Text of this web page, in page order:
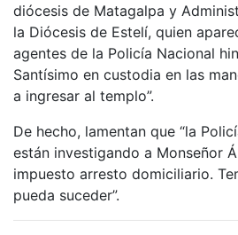
diócesis de Matagalpa y
la Diócesis de Estelí, quien
agentes de la Policía Nacional
Santísimo en custodia en las
a ingresar al templo”.
De hecho, lamentan que “la
están investigando a Monseñor
impuesto arresto domiciliario.
pueda suceder”.